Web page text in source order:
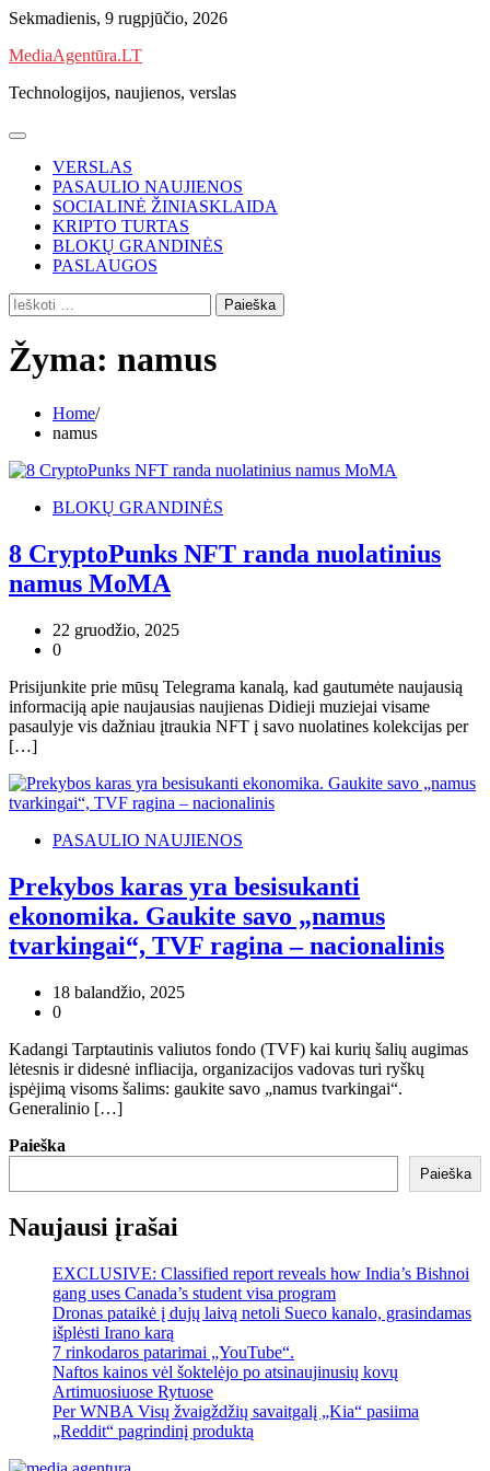
Skip
content
Sekmadienis, 9 rugpjūčio, 2026
MediaAgentūra.LT
Technologijos, naujienos, verslas
VERSLAS
PASAULIO NAUJIENOS
SOCIALINĖ ŽINIASKLAIDA
KRIPTO TURTAS
BLOKŲ GRANDINĖS
PASLAUGOS
Ieškoti:
Žyma: namus
Home
namus
BLOKŲ GRANDINĖS
8 CryptoPunks NFT randa nuolatinius
namus MoMA
22 gruodžio, 2025
0
Prisijunkite prie mūsų Telegrama kanalą, kad gautumėte naujausią
informaciją apie naujausias naujienas Didieji muziejai visame
pasaulyje vis dažniau įtraukia NFT į savo nuolatines kolekcijas per
[…]
PASAULIO NAUJIENOS
Prekybos karas yra besisukanti
ekonomika. Gaukite savo „namus
tvarkingai“, TVF ragina – nacionalinis
18 balandžio, 2025
0
Kadangi Tarptautinis valiutos fondo (TVF) kai kurių šalių augimas
lėtesnis ir didesnė infliacija, organizacijos vadovas turi ryškų
įspėjimą visoms šalims: gaukite savo „namus tvarkingai“.
Generalinio […]
Paieška
Paieška
Naujausi įrašai
EXCLUSIVE: Classified report reveals how India’s Bishnoi
gang uses Canada’s student visa program
Dronas pataikė į dujų laivą netoli Sueco kanalo, grasindamas
išplėsti Irano karą
7 rinkodaros patarimai „YouTube“.
Naftos kainos vėl šoktelėjo po atsinaujinusių kovų
Artimuosiuose Rytuose
Per WNBA Visų žvaigždžių savaitgalį „Kia“ pasiima
„Reddit“ pagrindinį produktą